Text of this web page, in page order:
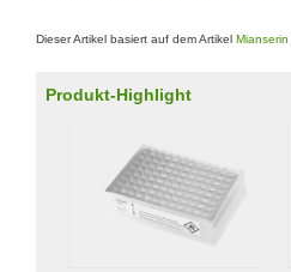
Dieser Artikel basiert auf dem Artikel Mianserin
Produkt-Highlight